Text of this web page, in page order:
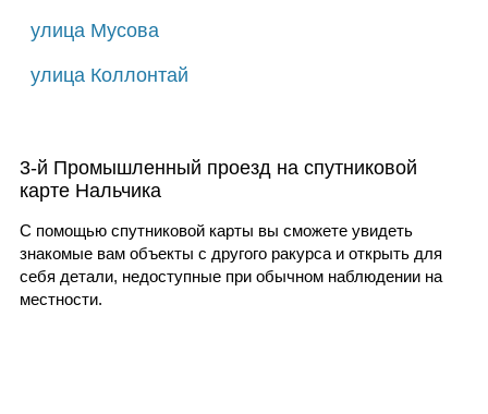
улица Мусова
улица Коллонтай
3-й Промышленный проезд на спутниковой
карте Нальчика
С помощью спутниковой карты вы сможете увидеть
знакомые вам объекты с другого ракурса и открыть для
себя детали, недоступные при обычном наблюдении на
местности.